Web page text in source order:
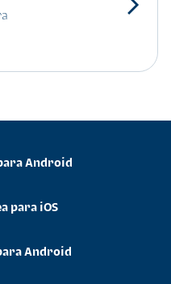
Android
para iOS
Android